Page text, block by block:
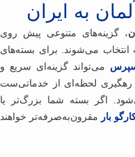
به ایران
، گزینه‌های متنوعی پیش روی
می‌شوند. برای بسته‌های
می‌تواند گزینه‌ای سریع و
لحظه‌ای از خدماتی‌ست
اگر بسته شما بزرگ‌تر یا
بارمقرون‌به‌صرفه‌تر خواهند